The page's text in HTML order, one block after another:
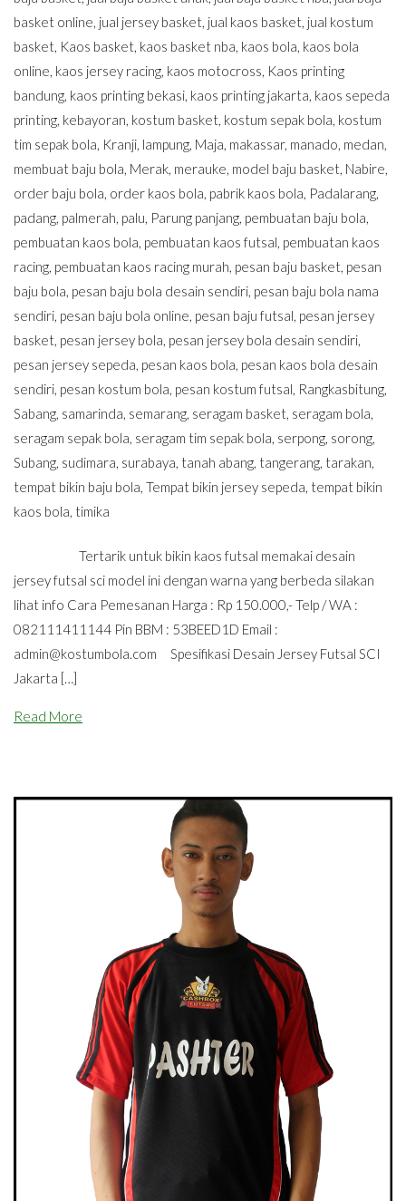
basket online jual jersey basket jual kaos basket jual kostum
basket Kaos basket kaos basket nba kaos bola kaos bola
online kaos jersey racing kaos motocross Kaos printing
bandung kaos printing bekasi kaos printing jakarta kaos sepeda
printing kebayoran kostum basket kostum sepak bola kostum
tim sepak bola Kranji lampung Maja makassar, manado medan
membuat baju bola Merak merauke model baju basket Nabire
order baju bola order kaos bola pabrik kaos bola Padalarang
padang palmerah palu Parung panjang pembuatan baju bola
pembuatan kaos bola pembuatan kaos futsal pembuatan kaos
racing pembuatan kaos racing murah pesan baju basket pesan
baju bola pesan baju bola desain sendiri pesan baju bola nama
sendiri pesan baju bola online pesan baju futsal pesan jersey
basket pesan jersey bola pesan jersey bola desain sendiri
pesan jersey sepeda pesan kaos bola pesan kaos bola desain
sendiri pesan kostum bola pesan kostum futsal Rangkasbitung
Sabang samarinda semarang seragam basket seragam bola
seragam sepak bola seragam tim sepak bola serpong sorong
Subang sudimara surabaya tanah abang tangerang tarakan
tempat bikin baju bola Tempat bikin jersey sepeda tempat bikin
kaos bola timika
Tertarik untuk bikin kaos futsal memakai desain
jersey futsal sci model ini dengan warna yang berbeda silakan
lihat info Cara Pemesanan Harga : Rp 150.000,- Telp / WA :
082111411144 Pin BBM : 53BEED1D Email :
admin@kostumbola.com Spesifikasi Desain Jersey Futsal SCI
Jakarta […]
Read More